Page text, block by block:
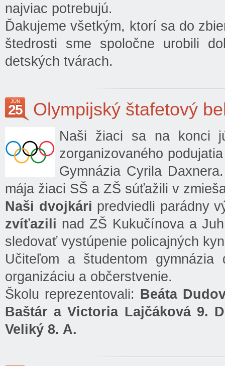
najviac potrebujú.
Ďakujeme všetkým, ktorí sa do
štedrosti sme spoločne urobili
detských tvárach.
JÚN
25 Olympijský štafetový
Naši žiaci sa na konci
zorganizovaného
Gymnázia Cyrila
mája žiaci SŠ a ZŠ súťažili v
Naši dvojkári predviedli parádny
zvíťazili nad ZŠ Kukučínova a
sledovať vystúpenie policajných
Učiteľom a študentom gymnázia
organizáciu a občerstvenie.
Školu reprezentovali: Beáta
Baštár a Victoria Lajčáková 9.
Veliký 8. A.